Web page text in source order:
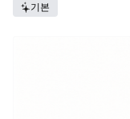
기본